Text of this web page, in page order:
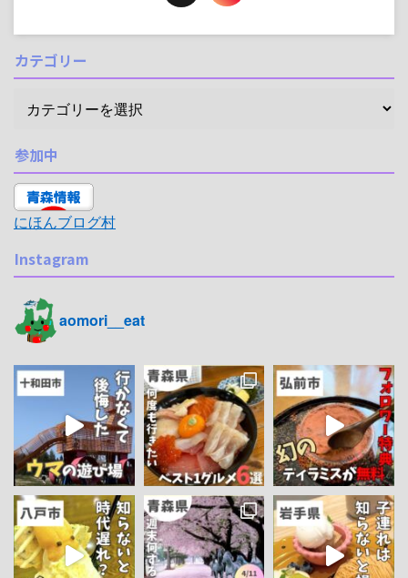
カテゴリー
参加中
にほんブログ村
Instagram
aomori__eat